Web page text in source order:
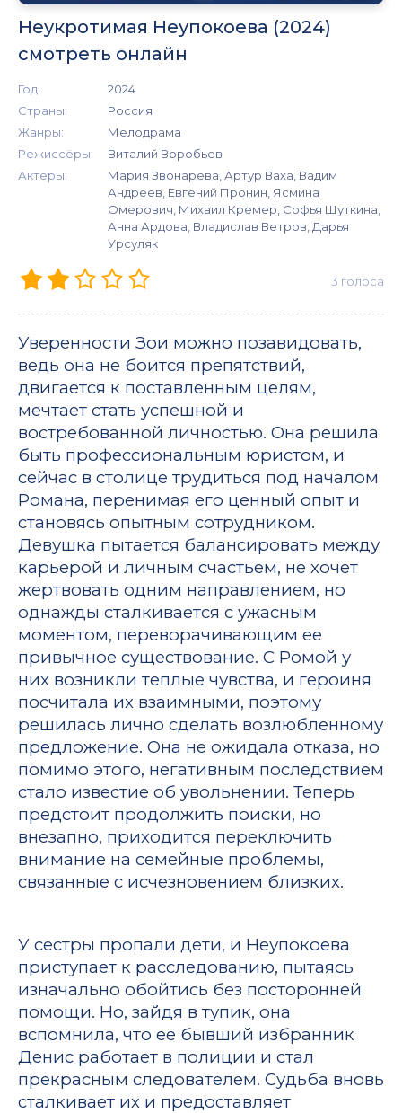
Неукротимая Неупокоева (2024)
смотреть онлайн
Год:
2024
Страны:
Россия
Жанры:
Мелодрама
Режиссёры:
Виталий Воробьев
Актеры:
Мария Звонарева, Артур Ваха, Вадим
Андреев, Евгений Пронин, Ясмина
Омерович, Михаил Кремер, Софья Шуткина,
Анна Ардова, Владислав Ветров, Дарья
Урсуляк
3 голоса
Уверенности Зои можно позавидовать,
ведь она не боится препятствий,
двигается к поставленным целям,
мечтает стать успешной и
востребованной личностью. Она решила
быть профессиональным юристом, и
сейчас в столице трудиться под началом
Романа, перенимая его ценный опыт и
становясь опытным сотрудником.
Девушка пытается балансировать между
карьерой и личным счастьем, не хочет
жертвовать одним направлением, но
однажды сталкивается с ужасным
моментом, переворачивающим ее
привычное существование. С Ромой у
них возникли теплые чувства, и героиня
посчитала их взаимными, поэтому
решилась лично сделать возлюбленному
предложение. Она не ожидала отказа, но
помимо этого, негативным последствием
стало известие об увольнении. Теперь
предстоит продолжить поиски, но
внезапно, приходится переключить
внимание на семейные проблемы,
связанные с исчезновением близких.
У сестры пропали дети, и Неупокоева
приступает к расследованию, пытаясь
изначально обойтись без посторонней
помощи. Но, зайдя в тупик, она
вспомнила, что ее бывший избранник
Денис работает в полиции и стал
прекрасным следователем. Судьба вновь
сталкивает их и предоставляет